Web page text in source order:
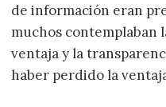
de información eran
muchos contemplaban
ventaja y la
haber perdido la